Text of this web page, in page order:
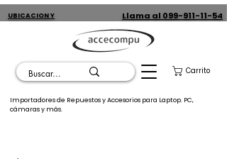
UBICACION Y
Llama al 099-911-11-54
Carrito
Importadores de Repuestos y Accesorios para Laptop. PC,
cámaras y más.